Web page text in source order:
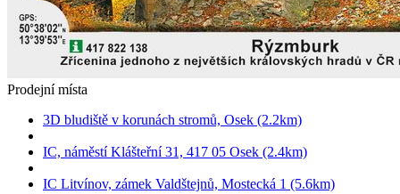
Prodejní místa
3D bludiště v korunách stromů, Osek (2.2km)
IC, náměstí Klášteřní 31, 417 05 Osek (2.4km)
IC Litvínov, zámek Valdštejnů, Mostecká 1 (5.6km)